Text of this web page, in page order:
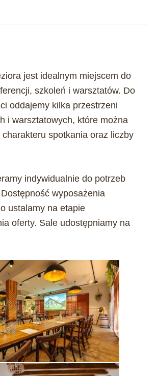
jest idealnym miejscem do
szkoleń i warsztatów. Do
oddajemy kilka przestrzeni
i warsztatowych, które można
spotkania oraz liczby
indywidualnie do potrzeb
wyposażenia
ustalamy na etapie
oferty. Sale udostępniamy na